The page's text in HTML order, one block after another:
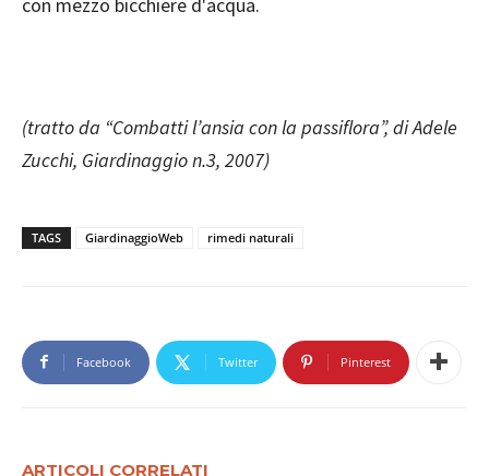
(tratto da “Combatti l’ansia con la passiflora”, di Adele
Zucchi, Giardinaggio n.3, 2007)
TAGS GiardinaggioWeb rimedi naturali
Facebook Twitter Pinterest
ARTICOLI CORRELATI